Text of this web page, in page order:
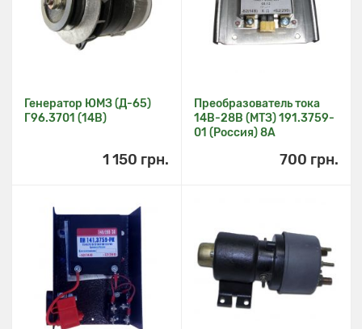
Генератор ЮМЗ (Д-65)
Г96.3701 (14В)
1 150 грн.
Преобразователь тока
14В-28В (МТЗ) 191.3759-
01 (Россия) 8А
700 грн.